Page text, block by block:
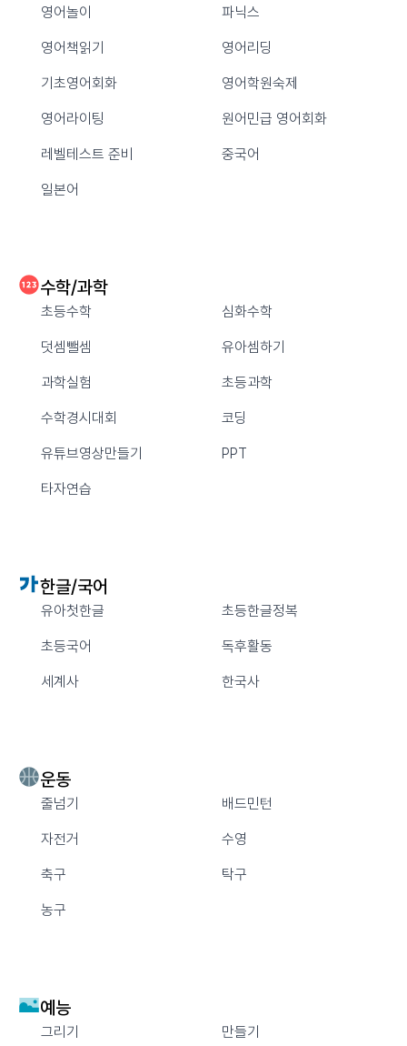
영어놀이 파닉스
영어책읽기 영어리딩
기초영어회화 영어학원숙제
영어라이팅 원어민급 영어회화
레벨테스트 준비 중국어
일본어
수학/과학
초등수학 심화수학
덧셈뺄셈 유아셈하기
과학실험 초등과학
수학경시대회 코딩
유튜브영상만들기 PPT
타자연습
한글/국어
유아첫한글 초등한글정복
초등국어 독후활동
세계사 한국사
운동
줄넘기 배드민턴
자전거 수영
축구 탁구
농구
예능
그리기 만들기